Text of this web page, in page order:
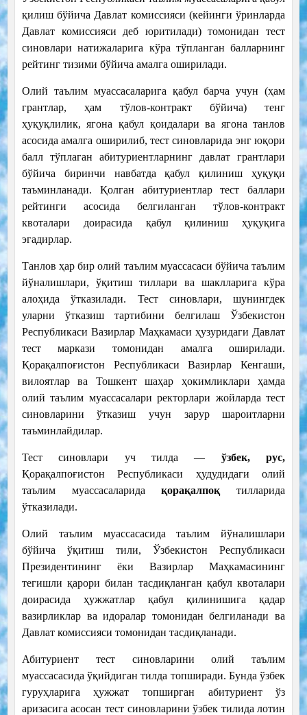
қилиш бўйича Давлат комиссияси (кейинги ўринларда
Давлат комиссияси деб юритилади) томонидан тест
синовлари натижаларига кўра тўпланган балларнинг
рейтинг тизими бўйича амалга оширилади.
Олий таълим муассасаларига қабул барча учун (ҳам
грантлар, ҳам тўлов-контракт бўйича) тенг
ҳуқуқлилик, ягона қабул қоидалари ва ягона танлов
асосида амалга оширилиб, тест синовларида энг юқори
балл тўплаган абитуриентларнинг давлат грантлари
бўйича биринчи навбатда қабул қилиниш ҳуқуқи
таъминланади. Қолган абитуриентлар тест баллари
рейтинги асосида белгиланган тўлов-контракт
квоталари доирасида қабул қилиниш ҳуқуқига
эгадирлар.
Танлов ҳар бир олий таълим муассасаси бўйича таълим
йўналишлари, ўқитиш тиллари ва шаклларига кўра
алоҳида ўтказилади. Тест синовлари, шунингдек
уларни ўтказиш тартибини белгилаш Ўзбекистон
Республикаси Вазирлар Маҳкамаси ҳузуридаги Давлат
тест маркази томонидан амалга оширилади.
Қорақалпоғистон Республикаси Вазирлар Кенгаши,
вилоятлар ва Тошкент шаҳар ҳокимликлари ҳамда
олий таълим муассасалари ректорлари жойларда тест
синовларини ўтказиш учун зарур шароитларни
таъминлайдилар.
Тест синовлари уч тилда — ўзбек, рус,
Қорақалпоғистон Республикаси ҳудудидаги олий
таълим муассасаларидақорақалпоқ тилларида
ўтказилади.
Олий таълим муассасасида таълим йўналишлари
бўйича ўқитиш тили, Ўзбекистон Республикаси
Президентининг ёки Вазирлар Маҳкамасининг
тегишли қарори билан тасдиқланган қабул квоталари
доирасида ҳужжатлар қабул қилинишига қадар
вазирликлар ва идоралар томонидан белгиланади ва
Давлат комиссияси томонидан тасдиқланади.
Абитуриент тест синовларини олий таълим
муассасасида ўқийдиган тилда топширади. Бунда ўзбек
гуруҳларига ҳужжат топширган абитуриент ўз
аризасига асосан тест синовларини ўзбек тилида лотин